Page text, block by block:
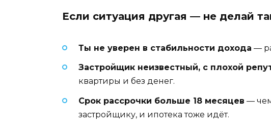
Если ситуация другая — не делай
Ты не уверен в стабильности дохода —
Застройщик неизвестный, с плохой
квартиры и без денег.
Срок рассрочки больше 18 месяцев —
застройщику, и ипотека тоже идёт.